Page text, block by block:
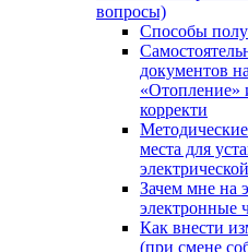
вопросы)
Способы
документов
«Отопление»
корректи
места для
Зачем мне на
электронные
Как внести
(при смене